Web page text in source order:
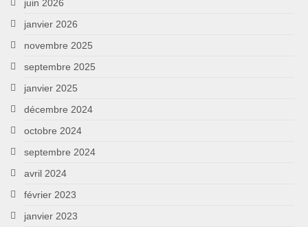
juin 2026
janvier 2026
novembre 2025
septembre 2025
janvier 2025
décembre 2024
octobre 2024
septembre 2024
avril 2024
février 2023
janvier 2023